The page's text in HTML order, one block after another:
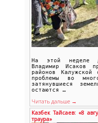
На этой неделе
Владимир Исаков
районов
проблемы во
затянувшиеся
остаются …
Читать дальше →
Казбек Тайсаев: «8
траура»